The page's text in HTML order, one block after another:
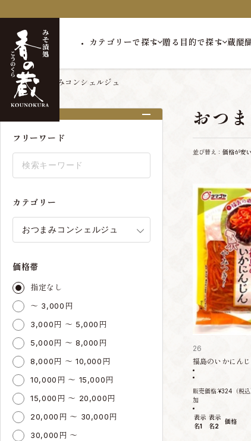
カテゴリーで探す 贈る目的で探す 蔵醍
トップ おつまみコンシェルジュ
フリーワード
カテゴリー
価格帯
指定なし
～ 3,000円
3,000円 ～ 5,000円
5,000円 ～ 8,000円
8,000円 ～ 10,000円
10,000円 ～ 15,000円
15,000円 ～ 20,000円
20,000円 ～ 30,000円
30,000円 ～
おつ
並び替え： 価格が安い
26
福島のいかにん
販売価格:¥324 （税込
加
表示
名1
表示
名2
価格